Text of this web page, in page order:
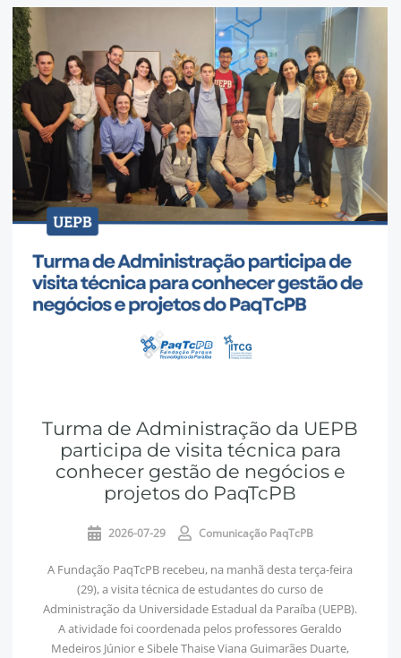
Turma de Administração da UEPB
participa de visita técnica para
conhecer gestão de negócios e
projetos do PaqTcPB
2026-07-29 Comunicação PaqTcPB
A Fundação PaqTcPB recebeu, na manhã desta terça-feira
(29), a visita técnica de estudantes do curso de
Administração da Universidade Estadual da Paraíba (UEPB).
A atividade foi coordenada pelos professores Geraldo
Medeiros Júnior e Sibele Thaise Viana Guimarães Duarte,